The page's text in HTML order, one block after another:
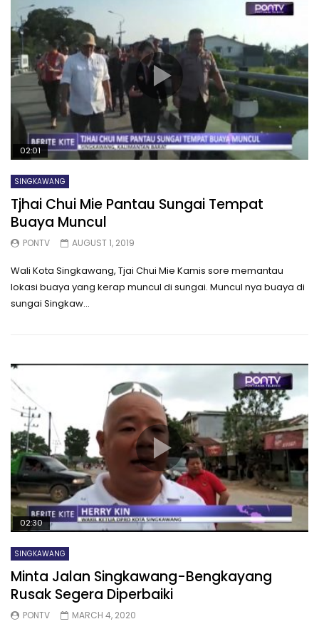
02:01
SINGKAWANG
Tjhai Chui Mie Pantau Sungai Tempat
Buaya Muncul
PONTV AUGUST 1, 2019
Wali Kota Singkawang, Tjai Chui Mie Kamis sore memantau
lokasi buaya yang kerap muncul di sungai. Muncul nya buaya di
sungai Singkaw...
02:30
SINGKAWANG
Minta Jalan Singkawang-Bengkayang
Rusak Segera Diperbaiki
PONTV MARCH 4, 2020